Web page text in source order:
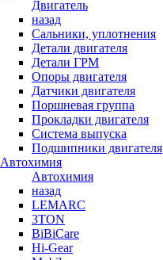
Двигатель
назад
Сальники, уплотнения
Детали двигателя
Детали ГРМ
Опоры двигателя
Датчики двигателя
Поршневая группа
Прокладки двигателя
Система выпуска
Подшипники двигателя
Автохимия
Автохимия
назад
LEMARC
3TON
BiBiCare
Hi-Gear